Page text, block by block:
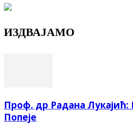
ИЗДВАЈАМО
Проф. др Радана Лукајић:
Попеје